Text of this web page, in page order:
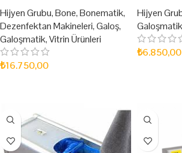
Hijyen Grubu,Bone,Bonematik,
Dezenfektan Makineleri,Galoş,
Galoşmatik,Vitrin Ürünleri
₺16.750,00
Hijyen
Galoşmatik
₺6.850,00